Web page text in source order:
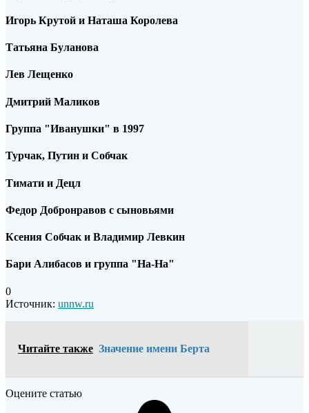
Игорь Крутой и Наташа Королева
Татьяна Буланова
Лев Лещенко
Дмитрий Маликов
Группа "Иванушки" в 1997
Турчак, Путин и Собчак
Тимати и Децл
Федор Добронравов с сыновьями
Ксения Собчак и Владимир Левкин
Бари Алибасов и группа "На-На"
0
Источник: unnw.ru
Читайте также Значение имени Берта
Оцените статью